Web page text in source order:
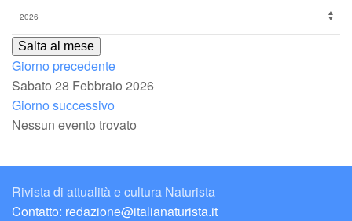
Salta al mese
Giorno precedente
Sabato 28 Febbraio 2026
Giorno successivo
Nessun evento trovato
Rivista di attualità e cultura Naturista
Contatto: redazione@italianaturista.it